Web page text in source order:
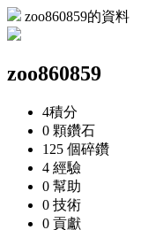
zoo860859的資料
zoo860859
4積分
0 顆鑽石
125 個碎鑽
4 經驗
0 幫助
0 技術
0 貢獻